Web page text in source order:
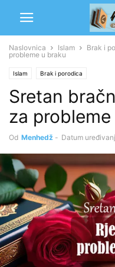
Naslovnica Islam Brak i
probleme u braku
Islam Brak i porodica
Sretan
za
Od Menhedž - Datum